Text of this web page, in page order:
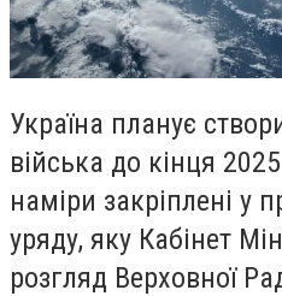
Україна планує
війська до кінця
наміри закріплені у
уряду, яку Кабінет
розгляд Верховної